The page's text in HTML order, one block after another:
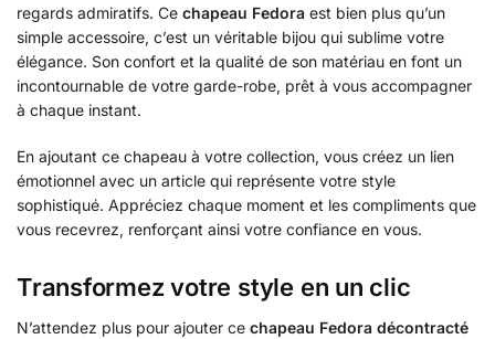
regards admiratifs. Ce chapeau Fedora est bien plus qu’un
simple accessoire, c’est un véritable bijou qui sublime votre
élégance. Son confort et la qualité de son matériau en font un
incontournable de votre garde-robe, prêt à vous accompagner
à chaque instant.
En ajoutant ce chapeau à votre collection, vous créez un lien
émotionnel avec un article qui représente votre style
sophistiqué. Appréciez chaque moment et les compliments que
vous recevrez, renforçant ainsi votre confiance en vous.
Transformez votre style en un clic
N’attendez plus pour ajouter ce chapeau Fedora décontracté